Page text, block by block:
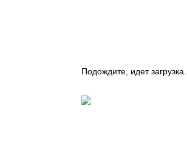
Подождите, идет загрузка...